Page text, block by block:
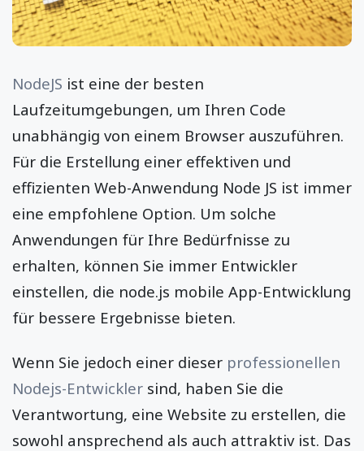
NodeJS ist eine der besten
Laufzeitumgebungen, um Ihren Code
unabhängig von einem Browser auszuführen.
Für die Erstellung einer effektiven und
effizienten Web-Anwendung Node JS ist immer
eine empfohlene Option. Um solche
Anwendungen für Ihre Bedürfnisse zu
erhalten, können Sie immer Entwickler
einstellen, die node.js mobile App-Entwicklung
für bessere Ergebnisse bieten.
Wenn Sie jedoch einer dieser professionellen
Nodejs-Entwickler sind, haben Sie die
Verantwortung, eine Website zu erstellen, die
sowohl ansprechend als auch attraktiv ist. Das